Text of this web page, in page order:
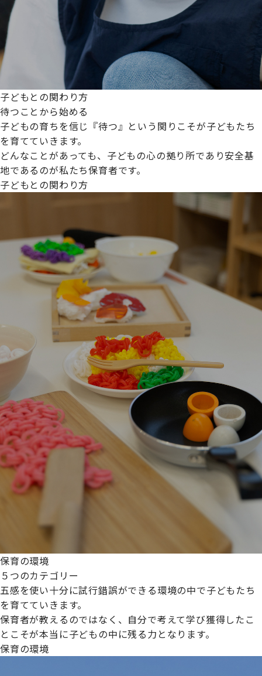
子どもとの関わり方
待つことから始める
子どもの育ちを信じ『待つ』という関りこそが子どもたち
を育てていきます。
どんなことがあっても、子どもの心の拠り所であり安全基
地であるのが私たち保育者です。
子どもとの関わり方
保育の環境
５つのカテゴリー
五感を使い十分に試行錯誤ができる環境の中で子どもたち
を育てていきます。
保育者が教えるのではなく、自分で考えて学び獲得したこ
とこそが本当に子どもの中に残る力となります。
保育の環境